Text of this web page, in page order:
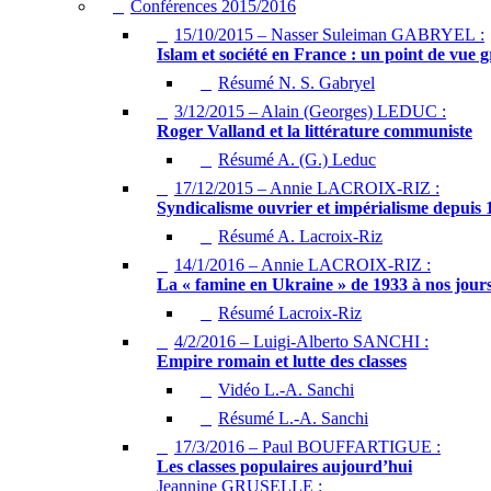
Conférences 2015/2016
15/10/2015 – Nasser Suleiman GABRYEL :
Islam et société en France : un point de vue
Résumé N. S. Gabryel
3/12/2015 – Alain (Georges) LEDUC :
Roger Valland et la littérature communiste
Résumé A. (G.) Leduc
17/12/2015 – Annie LACROIX-RIZ :
Syndicalisme ouvrier et impérialisme depuis
Résumé A. Lacroix-Riz
14/1/2016 – Annie LACROIX-RIZ :
La « famine en Ukraine » de 1933 à nos
Résumé Lacroix-Riz
4/2/2016 – Luigi-Alberto SANCHI :
Empire romain et lutte des classes
Vidéo L.-A. Sanchi
Résumé L.-A. Sanchi
17/3/2016 – Paul BOUFFARTIGUE :
Les classes populaires aujourd’hui
Jeannine GRUSELLE :